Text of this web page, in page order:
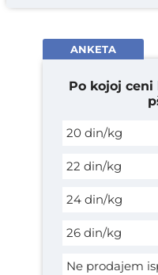
ANKETA
Po kojoj
20 din/kg
22 din/kg
24 din/kg
26 din/kg
Ne prodajem